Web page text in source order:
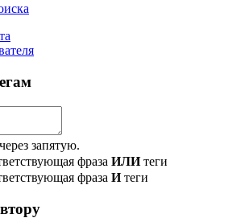
запятую.
фраза ИЛИтеги
фраза Итеги